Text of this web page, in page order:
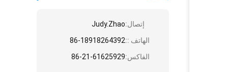
إتصال:Judy.Zhao
الهاتف ::86-18918264392
الفاكس:86-21-61625929